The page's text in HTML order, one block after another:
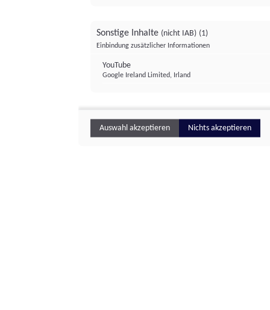
Sonstige Inhalte (nicht IAB) (1)
Einbindung zusätzlicher Informationen
YouTube
Google Ireland Limited, Irland
Auswahl akzeptieren Nichts akzeptieren